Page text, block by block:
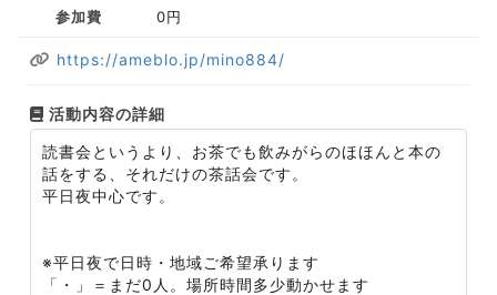
参加費 0円
https://ameblo.jp/mino884/
活動内容の詳細
読書会というより、お茶でも飲みがらのほほんと本の
話をする、それだけの茶話会です。
平日夜中心です。
※平日夜で日時・地域ご希望承ります
「・」＝まだ0人。場所時間多少動かせます